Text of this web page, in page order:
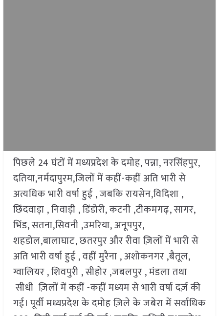
पिछले 24 घंटों में मध्यप्रदेश के दमोह, पन्ना, नरसिंहपुर,
दतिया,नर्मदापुरम,जिलों में कहीं-कहीं अति भारी से
अत्यधिक भारी वर्षा हुई , जबकि रायसेन,विदिशा ,
छिंदवाड़ा , निवाड़ी , डिंडोरी, कटनी ,टीकमगढ़, सागर,
भिंड, सतना,सिवनी ,उमरिया, अनूपपुर,
शहडोल,बालाघाट, छतरपुर और रीवा ज़िलों में भारी से
अति भारी वर्षा हुई , वहीं मुरैना , अशोकनगर ,बैतूल,
ग्वालियर , शिवपुरी , सीहोर ,जबलपुर , मंडला तथा
सीधी ज़िलों में कहीं -कहीं मध्यम से भारी वर्षा दर्ज़ की
गई। पूर्वी मध्यप्रदेश के दमोह ज़िले के जबेरा में सर्वाधिक